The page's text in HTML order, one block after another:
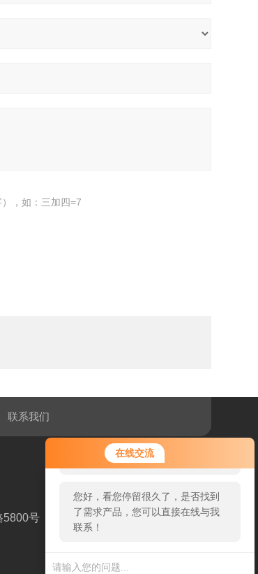
在线交流
您好！欢迎前来咨询，很高兴为您
服务，请问您要咨询什么问题呢？
您好，看您停留很久了，是否找到
了需求产品，您可以直接在线与我
联系！
，如：三加四=7
联系我们
5800号